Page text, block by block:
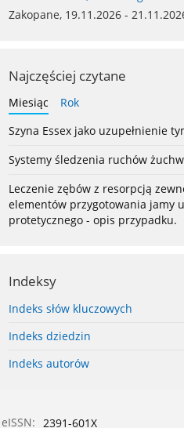
Zakopane, 19.11.2026 -
Najczęściej czytane
Miesiąc
Rok
Szyna Essex jako uzupełnienie
Systemy śledzenia ruchów
Leczenie zębów z resorpcją
elementów przygotowania jamy
protetycznego - opis przypadku.
Indeksy
Indeks słów kluczowych
Indeks dziedzin
Indeks autorów
eISSN: 2391-601X